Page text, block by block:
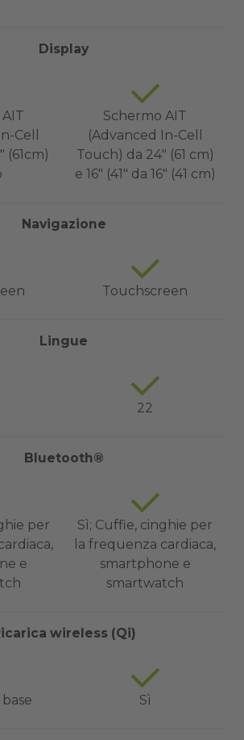
Display
Cell
(61cm)
Schermo AIT
(Advanced In-Cell
Touch) da 24" (61 cm)
e 16" (41" da 16" (41 cm)
Navigazione
Touchscreen
Lingue
22
Bluetooth®
per
e
Sì; Cuffie, cinghie per
la frequenza cardiaca,
smartphone e
smartwatch
wireless (Qi)
Sì